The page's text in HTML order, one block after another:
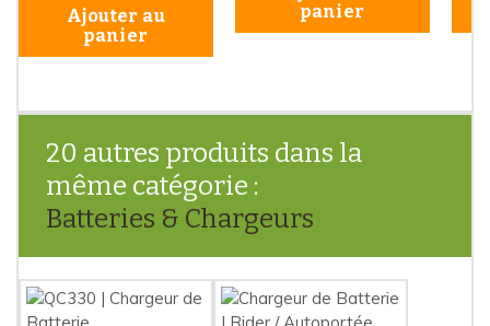
Ajouter au
panier
panier
20 autres produits dans la
même catégorie :
Batteries & Chargeurs